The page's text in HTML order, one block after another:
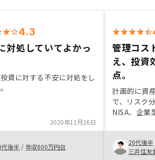
4.3
対処していてよかっ
資に対する不安に対処をし
2020年11月26日
代後半 / 年収600万円台
管理コス
え、投資
点。
計画的に資
で、リスク
NISA、企業
組みをした
あった。担
り、投資の
サポート踏
20代後半
三井住友